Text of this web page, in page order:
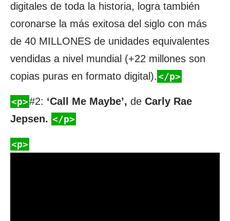
digitales de toda la historia, logra también
coronarse la más exitosa del siglo con más
de 40 MILLONES de unidades equivalentes
vendidas a nivel mundial (+22 millones son
copias puras en formato digital).</p>
<p>#2: ‘Call Me Maybe’, de Carly Rae
Jepsen. </p>
<p>